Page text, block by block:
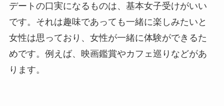
デートの口実になるものは、基本女子受けがいい
です。それは趣味であっても一緒に楽しみたいと
女性は思っており、女性が一緒に体験ができるた
めです。例えば、映画鑑賞やカフェ巡りなどがあ
ります。